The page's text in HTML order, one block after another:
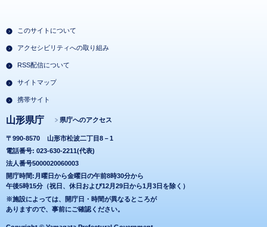
このサイトについて
アクセシビリティへの取り組み
RSS配信について
サイトマップ
携帯サイト
山形県庁 県庁へのアクセス
〒990-8570
山形市松波二丁目8－1
電話番号: 023-630-2211(代表)
法人番号5000020060003
開庁時間:月曜日から金曜日の午前8時30分から
午後5時15分（祝日、休日および12月29日から1月3日を除く）
※施設によっては、開庁日・時間が異なるところが
ありますので、事前にご確認ください。